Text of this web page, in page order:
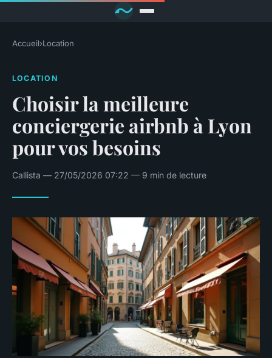
Accueil›Location
LOCATION
Choisir la meilleure
conciergerie airbnb à Lyon
pour vos besoins
Callista — 27/05/2026 07:22 — 9 min de lecture